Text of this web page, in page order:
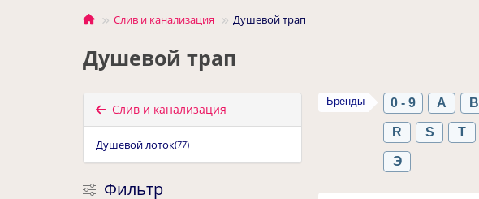
Слив и канализация Душевой трап
Душевой трап
Слив и канализация
Душевой лоток(77)
Фильтр
Бренды 0 - 9 A B
R S T
Э